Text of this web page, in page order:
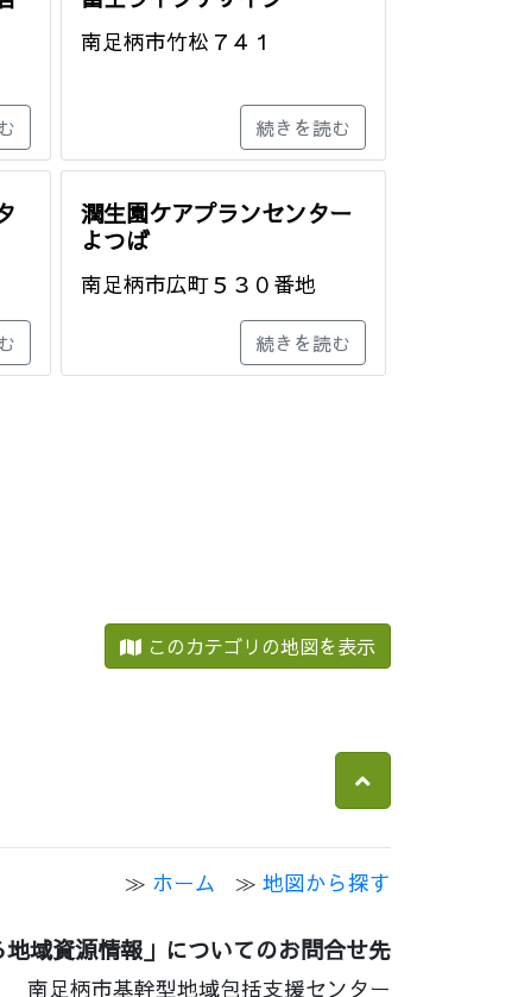
南足柄市竹松７４１
続きを読む
潤生園ケアプランセンター
よつば
南足柄市広町５３０番地
続きを読む
このカテゴリの地図を表示
ホーム 地図から探す
域資源情報」についてのお問合せ先
南足柄市基幹型地域包括支援センター